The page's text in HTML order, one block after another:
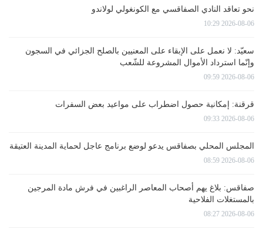
نحو تعاقد النادي الصفاقسي مع الكونغولي لولاندو
2026-08-06 10:29
سعيّد: لا نعمل على الإبقاء على المعنيين بالصلح الجزائي في السجون
وإنّما استرداد الأموال المشروعة للشّعب
2026-08-06 09:59
قرقنة: إمكانية حصول اضطراب على مواعيد بعض السفرات
2026-08-06 09:33
المجلس المحلي بصفاقس يدعو لوضع برنامج عاجل لحماية المدينة العتيقة
2026-08-06 08:59
صفاقس: بلاغ يهم أصحاب المعاصر الراغبين في فرش مادة المرجين
بالمستغلات الفلاحية
2026-08-06 08:27